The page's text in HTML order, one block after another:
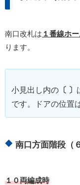
南口改札は １番線ホ
ります。
小見出し内の 〔 〕
です。ドアの位置
南口方面階段（
１０両編成時